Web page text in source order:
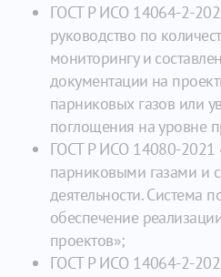
ГОСТ Р ИСО 14064-2-
руководство по
мониторингу и
документации на
парниковых газов или
поглощения на уровне
ГОСТ Р ИСО 14080-2021
парниковыми газами и
деятельности. Система
обеспечение
проектов»;
ГОСТ Р ИСО 14064-2-